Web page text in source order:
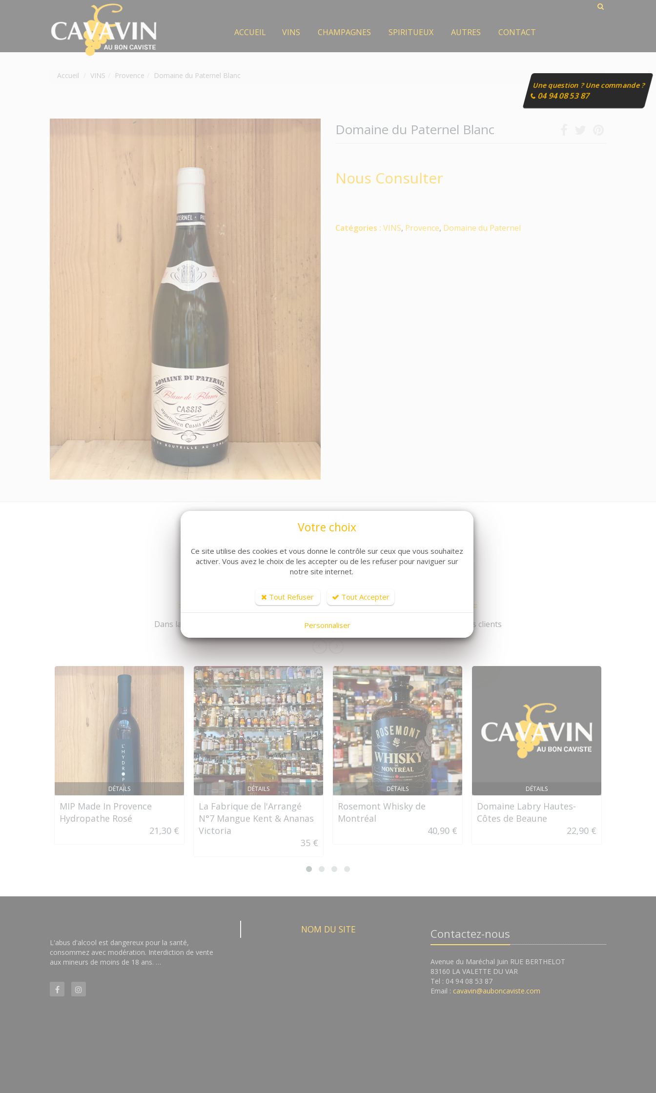
ACCUEIL VINS CHAMPAGNES SPIRITUEUX AUTRES CONTACT
Accueil VINS Provence Domaine du Paternel Blanc
Domaine du Paternel Blanc
Nous Consulter
Catégories : VINS, Provence, Domaine du Paternel
ARTICLES CONNEXES
Dans la même famille de produits, découvrez également ces produits plébiscités par nos clients
DÉTAILS
MIP Made In Provence
Hydropathe Rosé
21,30 €
DÉTAILS
La Fabrique de l'Arrangé
N°7 Mangue Kent & Ananas
Victoria
35 €
DÉTAILS
Rosemont Whisky de
Montréal
40,90 €
DÉTAILS
Domaine Labry Hautes-
Côtes de Beaune
22,90 €
L'abus d'alcool est dangereux pour la santé,
consommez avec modération. Interdiction de vente
aux mineurs de moins de 18 ans. …
NOM DU SITE Contactez-nous
Avenue du Maréchal Juin RUE BERTHELOT
83160 LA VALETTE DU VAR
Tel : 04 94 08 53 87
Email : cavavin@auboncaviste.com
Une question ? Une commande ?
04 94 08 53 87
Votre choix
Ce site utilise des cookies et vous donne le contrôle sur ceux que vous souhaitez
activer. Vous avez le choix de les accepter ou de les refuser pour naviguer sur
notre site internet.
Tout Refuser Tout Accepter
Personnaliser